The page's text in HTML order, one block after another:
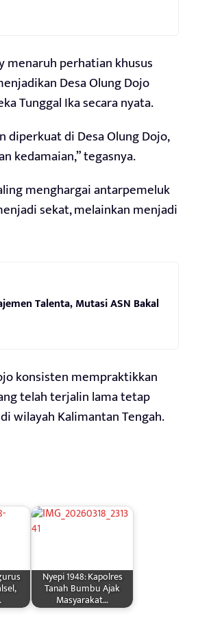
menaruh perhatian khusus
Desa Olung Dojo
Tunggal Ika secara nyata.
diperkuat di Desa Olung Dojo,
kedamaian,” tegasnya.
menghargai antarpemeluk
sekat, melainkan menjadi
Talenta, Mutasi ASN Bakal
konsisten mempraktikkan
telah terjalin lama tetap
wilayah Kalimantan Tengah.
Nyepi 1948: Kapolres
Tanah Bumbu Ajak
Masyarakat…